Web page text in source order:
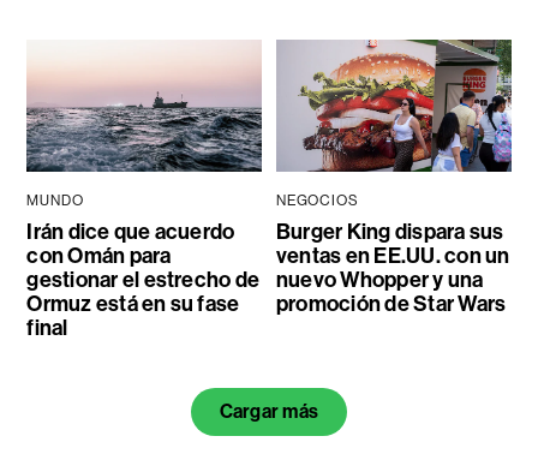
MUNDO
Irán dice que acuerdo
con Omán para
gestionar el estrecho de
Ormuz está en su fase
final
NEGOCIOS
Burger King dispara sus
ventas en EE.UU. con un
nuevo Whopper y una
promoción de Star Wars
Cargar más